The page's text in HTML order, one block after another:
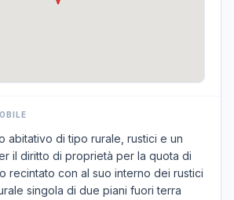
abitativo di tipo rurale, rustici e un
il diritto di proprietà per la quota di
recintato con al suo interno dei rustici
singola di due piani fuori terra